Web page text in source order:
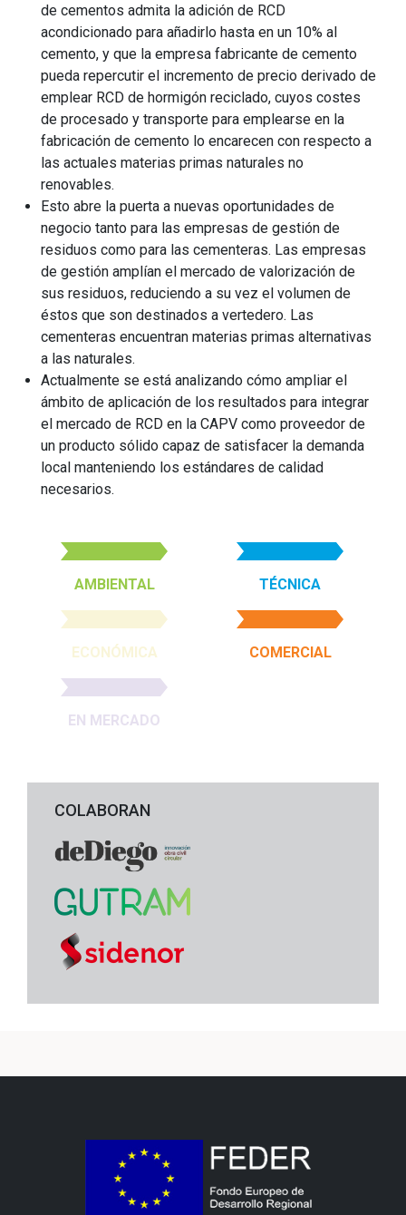
de cementos admita la adición de RCD
acondicionado para añadirlo hasta en un 10% al
cemento, y que la empresa fabricante de cemento
pueda repercutir el incremento de precio derivado de
emplear RCD de hormigón reciclado, cuyos costes
de procesado y transporte para emplearse en la
fabricación de cemento lo encarecen con respecto a
las actuales materias primas naturales no
renovables.
Esto abre la puerta a nuevas oportunidades de
negocio tanto para las empresas de gestión de
residuos como para las cementeras. Las empresas
de gestión amplían el mercado de valorización de
sus residuos, reduciendo a su vez el volumen de
éstos que son destinados a vertedero. Las
cementeras encuentran materias primas alternativas
a las naturales.
Actualmente se está analizando cómo ampliar el
ámbito de aplicación de los resultados para integrar
el mercado de RCD en la CAPV como proveedor de
un producto sólido capaz de satisfacer la demanda
local manteniendo los estándares de calidad
necesarios.
AMBIENTAL TÉCNICA
ECONÓMICA COMERCIAL
EN MERCADO
COLABORAN